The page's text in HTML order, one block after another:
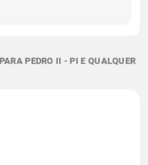
PEDRO II - PI E QUALQUER